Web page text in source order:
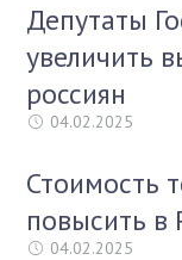
Депутаты
увеличить
россиян
04.02.2025
Стоимость
повысить в
04.02.2025